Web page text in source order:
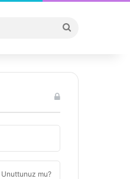
...
Unuttunuz mu?